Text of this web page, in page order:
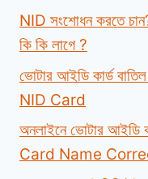
NID সংশোধন করতে
কি কি লাগে ?
ভোটার আইডি কার্ড
NID Card
অনলাইনে ভোটার আইডি
Card Name